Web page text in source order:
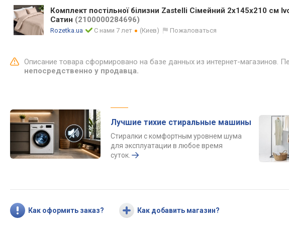
Комплект постільної білизни Zastelli Сімейний 2х145х210 см
Сатин (2100000284696)
Rozetka.ua С нами 7 лет (Киев) Пожаловаться
Описание товара сформировано на базе данных из интернет-магазинов.
непосредственно у продавца.
Лучшие тихие стиральные машины
Стиралки с комфортным уровнем шума
для эксплуатации в любое время
суток.
Как оформить заказ? Как добавить магазин?